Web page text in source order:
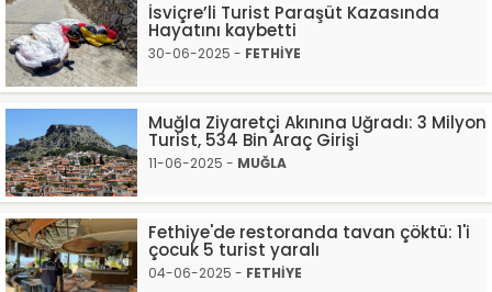
İsviçre’li Turist Paraşüt Kazasında
Hayatını kaybetti
30-06-2025 - FETHİYE
Muğla Ziyaretçi Akınına Uğradı: 3 Milyon
Turist, 534 Bin Araç Girişi
11-06-2025 - MUĞLA
Fethiye'de restoranda tavan çöktü: 1'i
çocuk 5 turist yaralı
04-06-2025 - FETHİYE